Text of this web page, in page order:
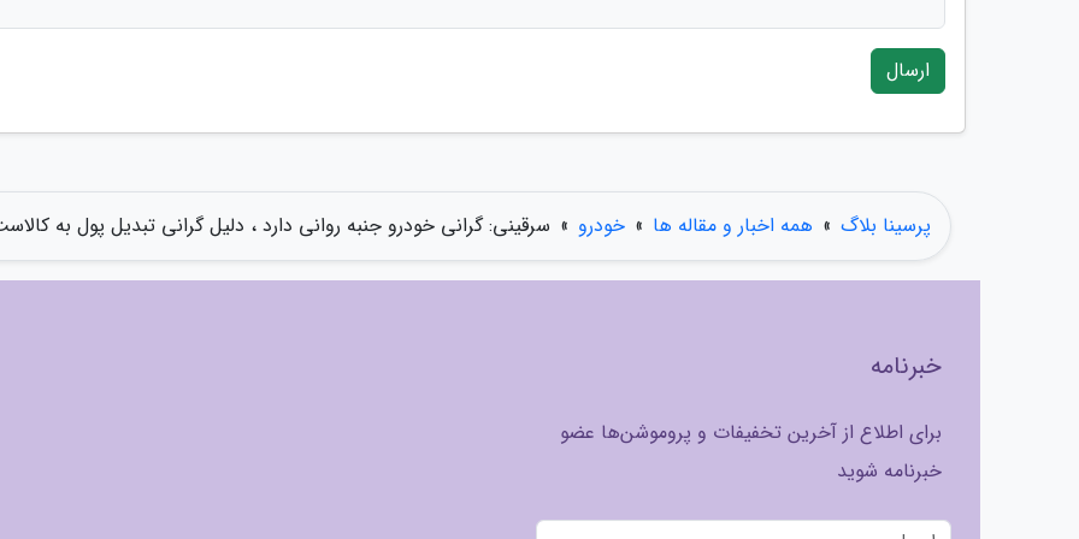
ارسال
پرسینا بلاگ » همه اخبار و مقاله ها » خودرو » سرقینی: گرانی خودرو جنبه روانی دارد ، دلیل گرانی تبدیل پول به
خبرنامه
برای اطلاع از آخرین تخفیفات و پروموشن‌ها عضو
خبرنامه شوید